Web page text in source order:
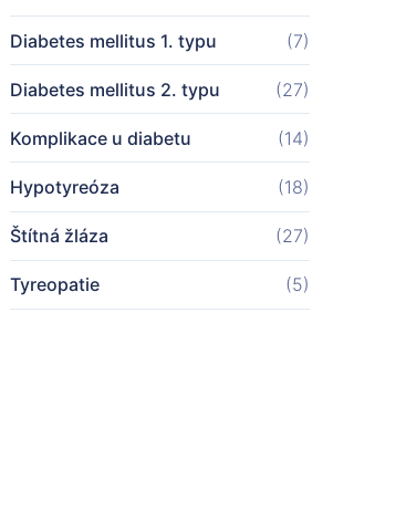
Diabetes mellitus 1. typu (7)
Diabetes mellitus 2. typu (27)
Komplikace u diabetu (14)
Hypotyreóza (18)
Štítná žláza (27)
Tyreopatie (5)